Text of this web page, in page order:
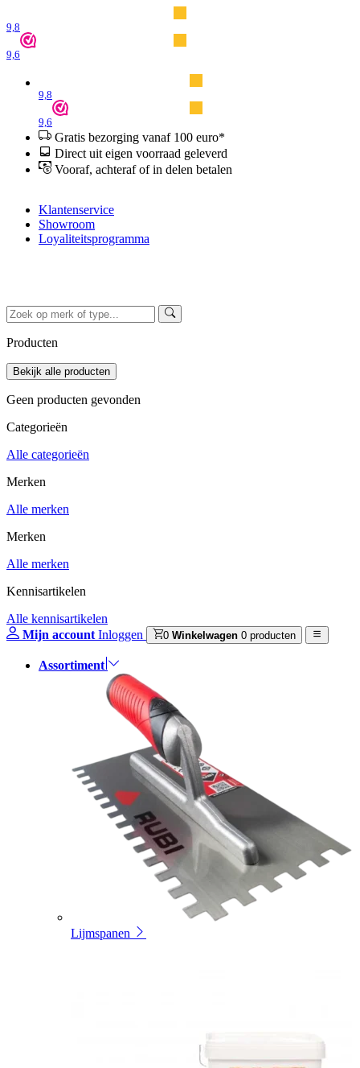
9,8
9,6
9,8
9,6
Gratis bezorging vanaf 100 euro*
Direct uit eigen voorraad geleverd
Vooraf, achteraf of in delen betalen
Klantenservice
Showroom
Loyaliteitsprogramma
Producten
Geen producten gevonden
Categorieën
Alle categorieën
Merken
Alle merken
Merken
Alle merken
Kennisartikelen
Alle kennisartikelen
Mijn account Inloggen 0 Winkelwagen 0 producten
Assortiment
Lijmspanen